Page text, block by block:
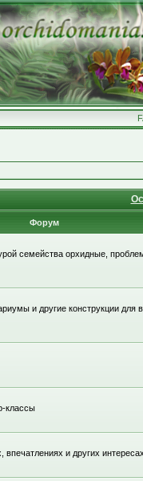
Форум
семейства орхидные,
и другие конструкции
классы
и других